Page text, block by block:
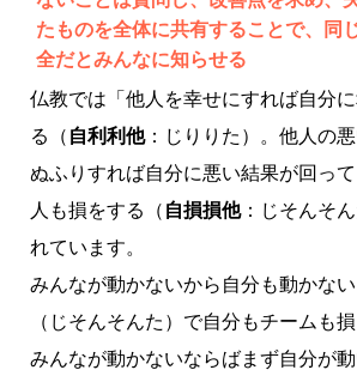
たものを全体に共有することで、同
全だとみんなに知らせる
仏教では「他人を幸せにすれば自分に
る（ 自利利他：じりりた）。他人の
ぬふりすれば自分に悪い結果が回っ
人も損をする（ 自損損他：じそんそ
れています。
みんなが動かないから自分も動かな
（じそんそんた）で自分もチームも損
みんなが動かないならばまず自分が